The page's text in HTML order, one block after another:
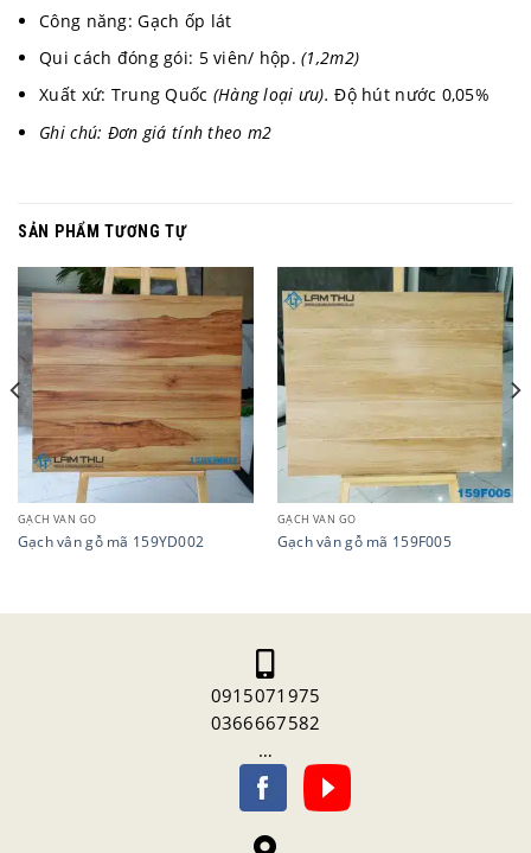
Công năng: Gạch ốp lát
Qui cách đóng gói: 5 viên/ hộp.(1,2m2)
Xuất xứ: Trung Quốc (Hàng loại ưu).Độ hút nước 0,05%
Ghi chú: Đơn giá tính theo m2
SẢN PHẨM TƯƠNG TỰ
GẠCH VÂN GỖ
Gạch vân gỗ mã 159YD002
GẠCH VÂN GỖ
Gạch vân gỗ mã 159F005
0915071975
0366667582
…